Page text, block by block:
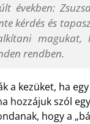
években:
kérdés és
rendben.
a kezüket, ha
hozzájuk szól
hogy a